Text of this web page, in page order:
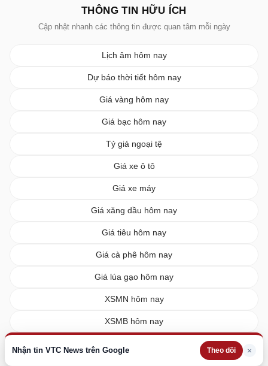
Nhận tin VTC News trên Google Theo dõi ×
THÔNG TIN HỮU ÍCH
Cập nhật nhanh các thông tin được quan tâm mỗi ngày
Lịch âm hôm nay
Dự báo thời tiết hôm nay
Giá vàng hôm nay
Giá bạc hôm nay
Tỷ giá ngoại tệ
Giá xe ô tô
Giá xe máy
Giá xăng dầu hôm nay
Giá tiêu hôm nay
Giá cà phê hôm nay
Giá lúa gạo hôm nay
XSMN hôm nay
XSMB hôm nay